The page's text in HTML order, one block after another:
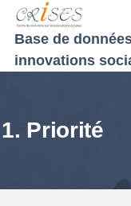
Aller au contenu
Base de
innovations
1. Priorité